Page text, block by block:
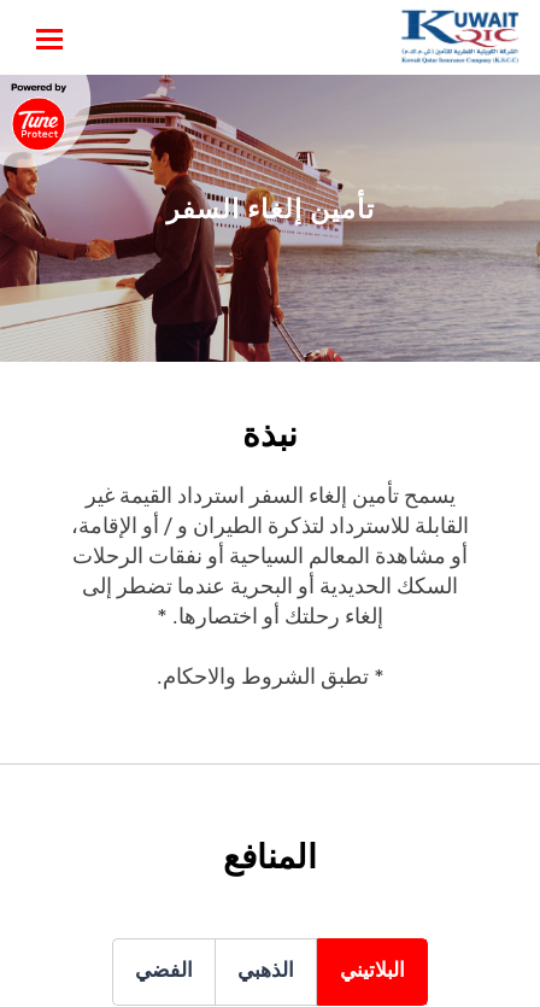
تأمين إلغاء السفر
نبذة
يسمح تأمين إلغاء السفر استرداد القيمة غير
القابلة للاسترداد لتذكرة الطيران و / أو الإقامة،
أو مشاهدة المعالم السياحية أو نفقات الرحلات
السكك الحديدية أو البحرية عندما تضطر إلى
إلغاء رحلتك أو اختصارها. *
* تطبق الشروط والاحكام.
المنافع
البلاتيني الذهبي الفضي